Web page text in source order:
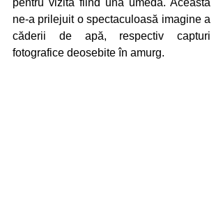
ne-a prilejuit o spectaculoasă imagine a
căderii de apă, respectiv capturi
fotografice deosebite în amurg.